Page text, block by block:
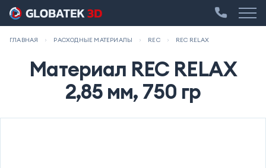
ГЛАВНАЯ РАСХОДНЫЕ МАТЕРИАЛЫ REC REC RELAX
Материал REC RELAX
2,85 мм, 750 гр